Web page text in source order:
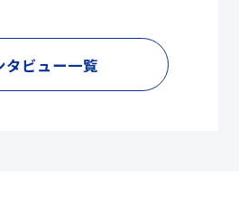
タビュー一覧